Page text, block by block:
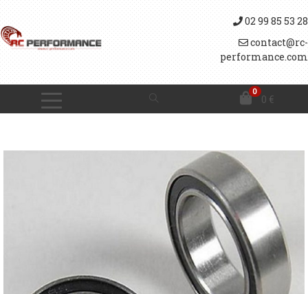
02 99 85 53 28
contact@rc-
performance.com
0
0 €